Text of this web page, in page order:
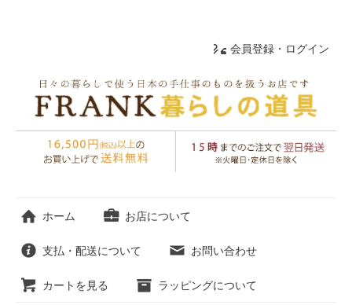
会員登録・ログイン
ホーム お店について
支払・配送について お問い合わせ
カートを見る ラッピングについて